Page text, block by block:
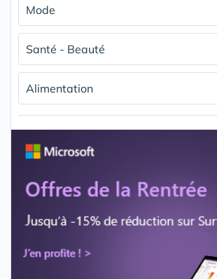
Mode
Santé - Beauté
Alimentation